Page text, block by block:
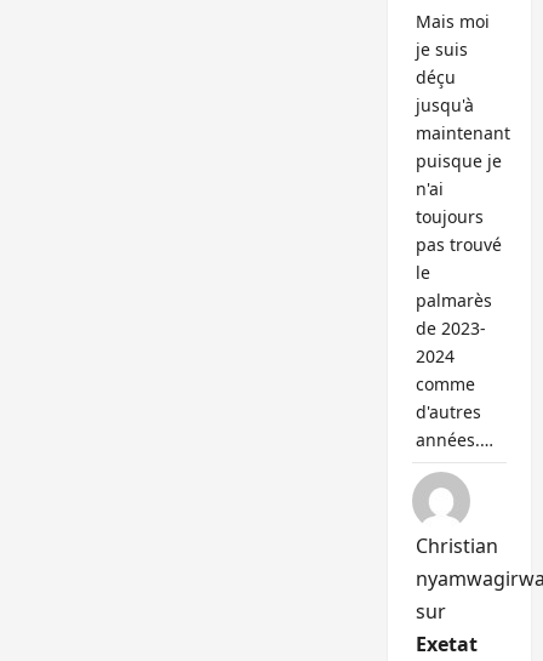
Mais moi
je suis
déçu
jusqu'à
maintenant
puisque je
n'ai
toujours
pas trouvé
le
palmarès
de 2023-
2024
comme
d'autres
années.…
Christian
sur
Exetat